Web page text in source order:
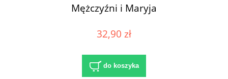
Mężczyźni i Maryja
32,90 zł
do koszyka